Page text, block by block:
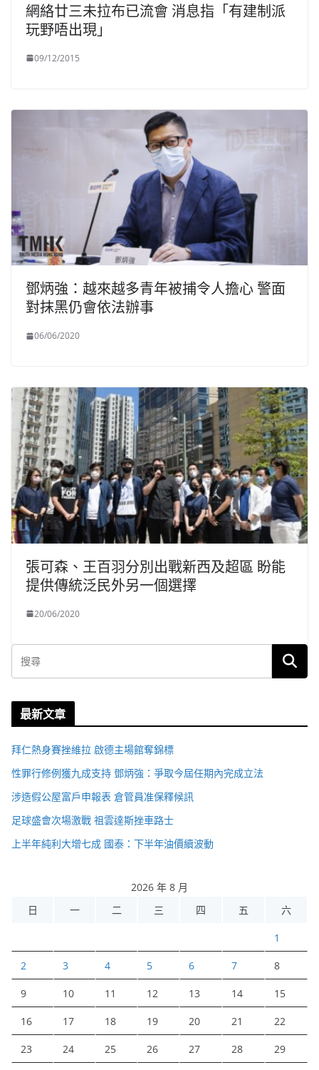
網絡廿三未拉布已流會 消息指「有建制派
玩野唔出現」
09/12/2015
鄧炳強：越來越多青年被捕令人擔心 警面
對抹黑仍會依法辦事
06/06/2020
張可森、王百羽分別出戰新西及超區 盼能
提供傳統泛民外另一個選擇
20/06/2020
最新文章
拜仁熱身賽挫維拉 啟德主場館奪錦標
性罪行修例獲九成支持 鄧炳強：爭取今屆任期內完成立法
涉造假公屋富戶申報表 倉管員准保釋候訊
足球盛會次場激戰 祖雲達斯挫車路士
上半年純利大增七成 國泰：下半年油價續波動
2026 年 8 月
日
一 二 三 四 五 六
1
2 3 4 5 6 7 8
9 10 11 12 13 14 15
16 17 18 19 20 21 22
23 24 25 26 27 28 29